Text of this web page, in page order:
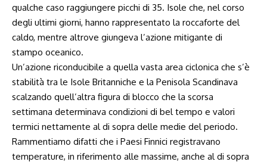
qualche caso raggiungere picchi di 35. Isole che, nel corso
degli ultimi giorni, hanno rappresentato la roccaforte del
caldo, mentre altrove giungeva l’azione mitigante di
stampo oceanico.
Un’azione riconducibile a quella vasta area ciclonica che s’è
stabilità tra le Isole Britanniche e la Penisola Scandinava
scalzando quell’altra figura di blocco che la scorsa
settimana determinava condizioni di bel tempo e valori
termici nettamente al di sopra delle medie del periodo.
Rammentiamo difatti che i Paesi Finnici registravano
temperature, in riferimento alle massime, anche al di sopra